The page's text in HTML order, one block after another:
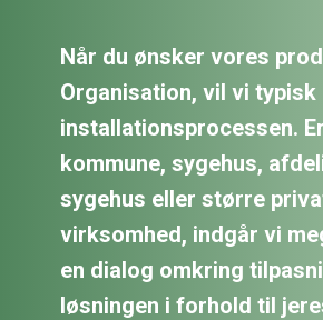
Når du ønsker vores
Organisation, vil vi typisk
installationsprocessen.
kommune, sygehus,
sygehus eller større
virksomhed, indgår vi
en dialog omkring
løsningen i forhold til